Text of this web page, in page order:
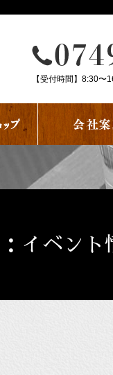
【受付時間】8:30〜
イベント